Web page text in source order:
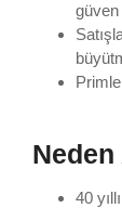
güven
40